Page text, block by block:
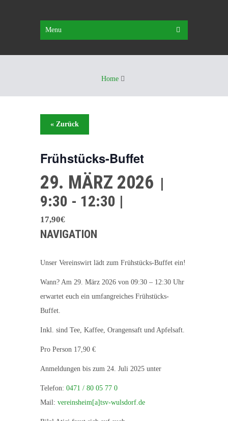
Menu
Home
« Zurück
Frühstücks-Buffet
29. MÄRZ 2026 |
9:30 - 12:30 |
17,90€
NAVIGATION
Unser Vereinswirt lädt zum Frühstücks-Buffet ein!
Wann? Am 29. März 2026 von 09:30 – 12:30 Uhr
erwartet euch ein umfangreiches Frühstücks-
Buffet.
Inkl. sind Tee, Kaffee, Orangensaft und Apfelsaft.
Pro Person 17,90 €
Anmeldungen bis zum 24. Juli 2025 unter
Telefon: 0471 / 80 05 77 0
Mail: vereinsheim[a]tsv-wulsdorf.de